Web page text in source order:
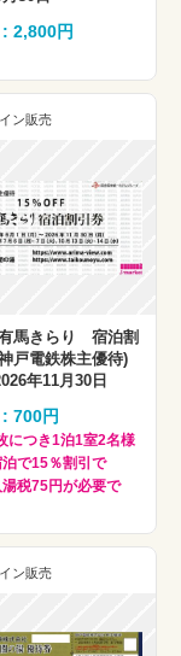
2,800円
ン販売
馬きらり 宿泊割
戸電鉄株主優待)
年11月30日
700円
につき1泊1室2名様
泊で15％割引で
税75円が必要で
ン販売